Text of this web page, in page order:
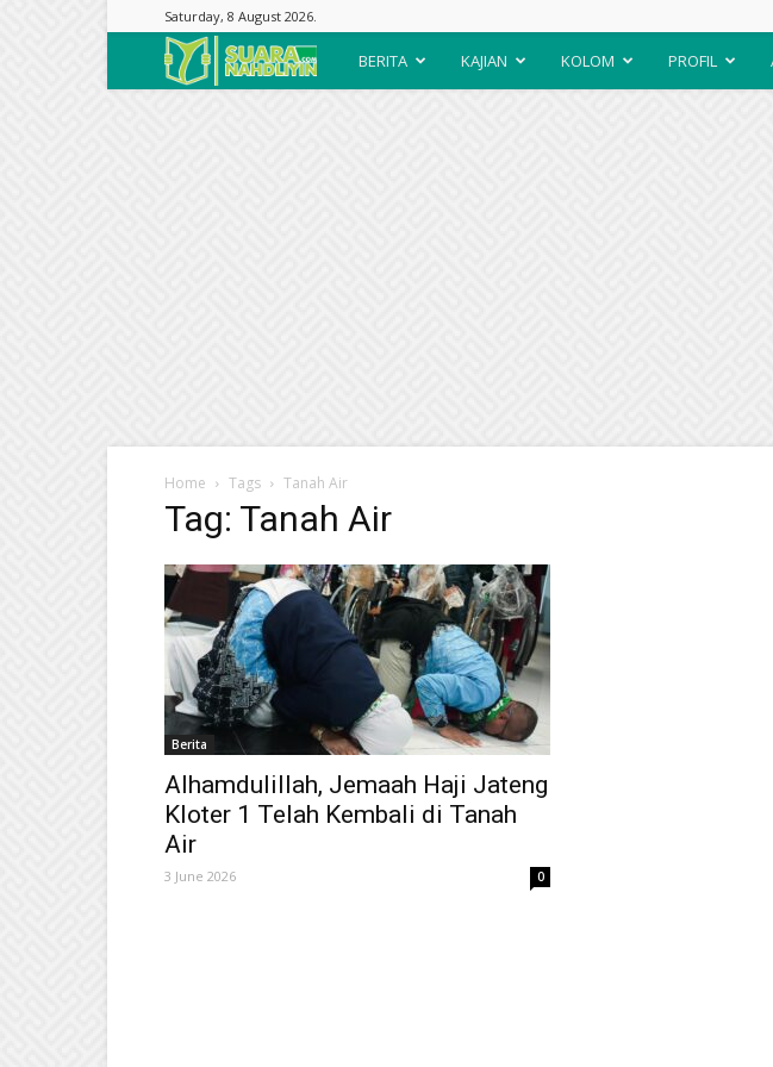
Saturday, 8 August 2026.
Suara
BERITA KAJIAN KOLOM PROFIL
Home Tags Tanah Air
Tag: Tanah Air
Berita
Alhamdulillah, Jemaah Haji Jateng
Kloter 1 Telah Kembali di Tanah
Air
3 June 2026 0